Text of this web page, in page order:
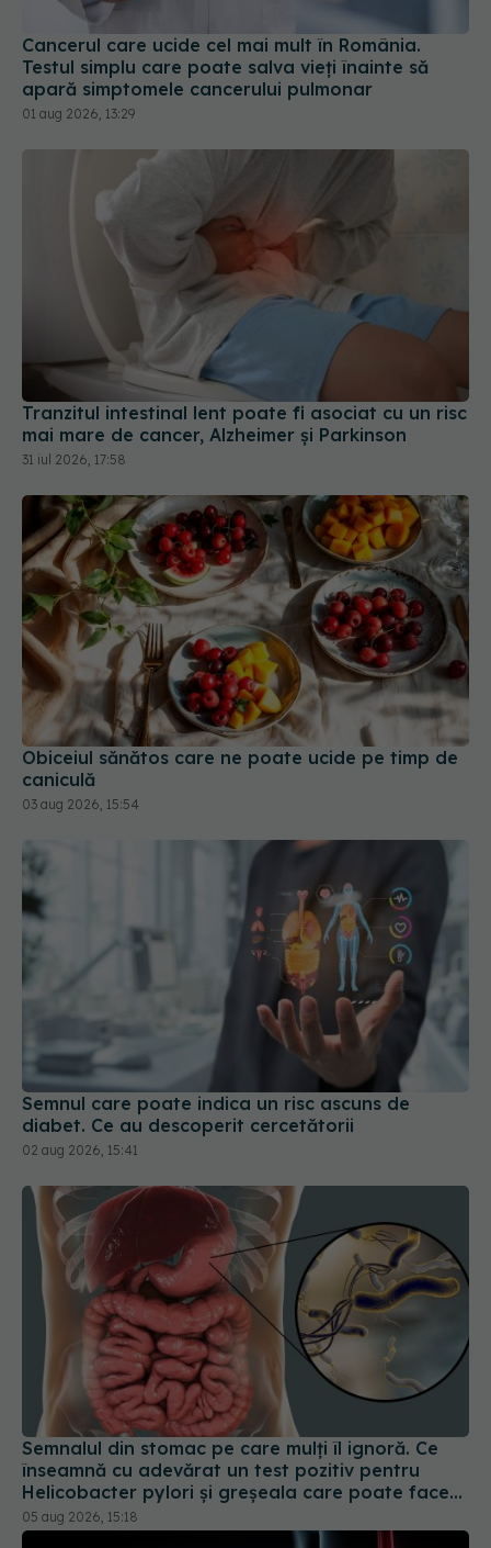
apară simptomele cancerului pulmonar
01 aug 2026, 13:29
Tranzitul intestinal lent poate fi asociat cu un risc
mai mare de cancer, Alzheimer și Parkinson
31 iul 2026, 17:58
Obiceiul sănătos care ne poate ucide pe timp de
caniculă
03 aug 2026, 15:54
Semnul care poate indica un risc ascuns de
diabet. Ce au descoperit cercetătorii
02 aug 2026, 15:41
Semnalul din stomac pe care mulți îl ignoră. Ce
înseamnă cu adevărat un test pozitiv pentru
Helicobacter pylori și greșeala care poate face
tratamentul mult mai dificil
05 aug 2026, 15:18